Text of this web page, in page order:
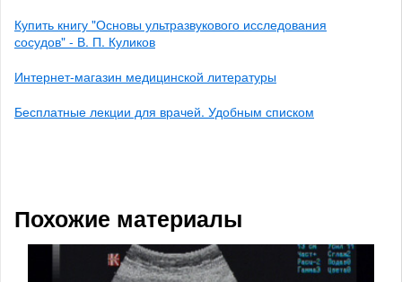
Купить книгу "Основы ультразвукового исследования
сосудов" - В. П. Куликов
Интернет-магазин медицинской литературы
Бесплатные лекции для врачей. Удобным списком
Похожие материалы